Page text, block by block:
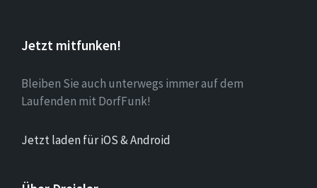
Jetzt mitfunken!
Bleiben Sie auch unterwegs immer auf dem
Laufenden mit DorfFunk!
Jetzt laden für iOS & Android